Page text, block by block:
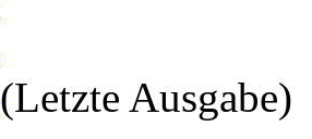
(Letzte Ausgabe)